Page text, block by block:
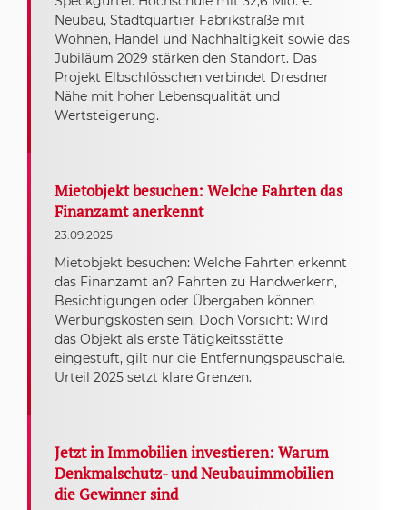
Neubau, Stadtquartier Fabrikstraße mit
Wohnen, Handel und Nachhaltigkeit sowie das
Jubiläum 2029 stärken den Standort. Das
Projekt Elbschlösschen verbindet Dresdner
Nähe mit hoher Lebensqualität und
Wertsteigerung.
Mietobjekt besuchen: Welche Fahrten das
Finanzamt anerkennt
23.09.2025
Mietobjekt besuchen: Welche Fahrten erkennt
das Finanzamt an? Fahrten zu Handwerkern,
Besichtigungen oder Übergaben können
Werbungskosten sein. Doch Vorsicht: Wird
das Objekt als erste Tätigkeitsstätte
eingestuft, gilt nur die Entfernungspauschale.
Urteil 2025 setzt klare Grenzen.
Jetzt in Immobilien investieren: Warum
Denkmalschutz- und Neubauimmobilien
die Gewinner sind